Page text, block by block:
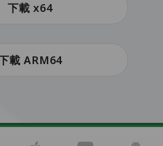
下載 x64
載 ARM64